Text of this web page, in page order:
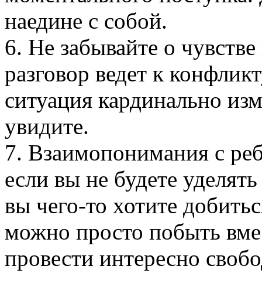
наедине с собой.
6. Не забывайте о
разговор ведет к
ситуация кардинально
увидите.
7. Взаимопонимания с
если вы не будете
вы чего-то хотите
можно просто побыть
провести интересно